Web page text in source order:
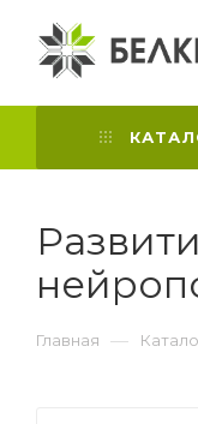
Главная —